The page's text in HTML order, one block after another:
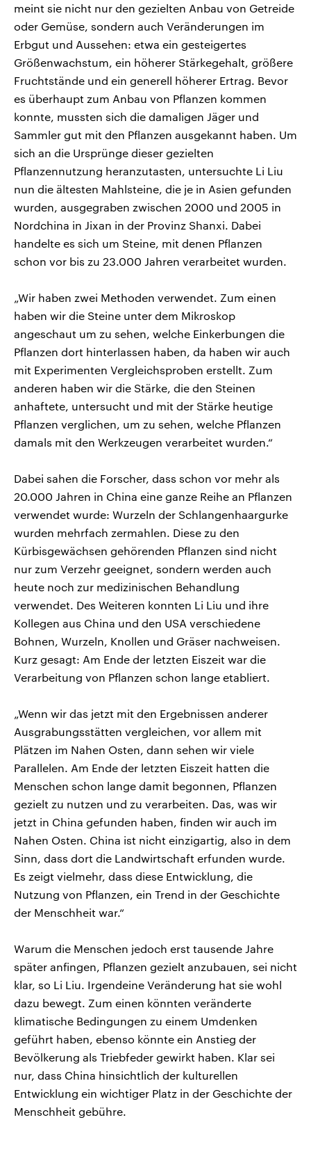
meint sie nicht nur den gezielten Anbau von Getreide
oder Gemüse, sondern auch Veränderungen im
Erbgut und Aussehen: etwa ein gesteigertes
Größenwachstum, ein höherer Stärkegehalt, größere
Fruchtstände und ein generell höherer Ertrag. Bevor
es überhaupt zum Anbau von Pflanzen kommen
konnte, mussten sich die damaligen Jäger und
Sammler gut mit den Pflanzen ausgekannt haben. Um
sich an die Ursprünge dieser gezielten
Pflanzennutzung heranzutasten, untersuchte Li Liu
nun die ältesten Mahlsteine, die je in Asien gefunden
wurden, ausgegraben zwischen 2000 und 2005 in
Nordchina in Jixan in der Provinz Shanxi. Dabei
handelte es sich um Steine, mit denen Pflanzen
schon vor bis zu 23.000 Jahren verarbeitet wurden.
„Wir haben zwei Methoden verwendet. Zum einen
haben wir die Steine unter dem Mikroskop
angeschaut um zu sehen, welche Einkerbungen die
Pflanzen dort hinterlassen haben, da haben wir auch
mit Experimenten Vergleichsproben erstellt. Zum
anderen haben wir die Stärke, die den Steinen
anhaftete, untersucht und mit der Stärke heutige
Pflanzen verglichen, um zu sehen, welche Pflanzen
damals mit den Werkzeugen verarbeitet wurden.“
Dabei sahen die Forscher, dass schon vor mehr als
20.000 Jahren in China eine ganze Reihe an Pflanzen
verwendet wurde: Wurzeln der Schlangenhaargurke
wurden mehrfach zermahlen. Diese zu den
Kürbisgewächsen gehörenden Pflanzen sind nicht
nur zum Verzehr geeignet, sondern werden auch
heute noch zur medizinischen Behandlung
verwendet. Des Weiteren konnten Li Liu und ihre
Kollegen aus China und den USA verschiedene
Bohnen, Wurzeln, Knollen und Gräser nachweisen.
Kurz gesagt: Am Ende der letzten Eiszeit war die
Verarbeitung von Pflanzen schon lange etabliert.
„Wenn wir das jetzt mit den Ergebnissen anderer
Ausgrabungsstätten vergleichen, vor allem mit
Plätzen im Nahen Osten, dann sehen wir viele
Parallelen. Am Ende der letzten Eiszeit hatten die
Menschen schon lange damit begonnen, Pflanzen
gezielt zu nutzen und zu verarbeiten. Das, was wir
jetzt in China gefunden haben, finden wir auch im
Nahen Osten. China ist nicht einzigartig, also in dem
Sinn, dass dort die Landwirtschaft erfunden wurde.
Es zeigt vielmehr, dass diese Entwicklung, die
Nutzung von Pflanzen, ein Trend in der Geschichte
der Menschheit war.“
Warum die Menschen jedoch erst tausende Jahre
später anfingen, Pflanzen gezielt anzubauen, sei nicht
klar, so Li Liu. Irgendeine Veränderung hat sie wohl
dazu bewegt. Zum einen könnten veränderte
klimatische Bedingungen zu einem Umdenken
geführt haben, ebenso könnte ein Anstieg der
Bevölkerung als Triebfeder gewirkt haben. Klar sei
nur, dass China hinsichtlich der kulturellen
Entwicklung ein wichtiger Platz in der Geschichte der
Menschheit gebühre.